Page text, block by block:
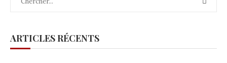
ARTICLES RÉCENTS